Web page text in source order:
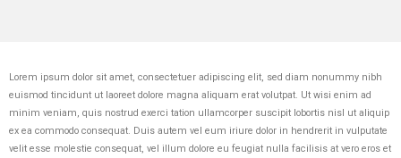
Lorem ipsum dolor sit amet, consectetuer adipiscing elit, sed diam nonummy nibh
euismod tincidunt ut laoreet dolore magna aliquam erat volutpat. Ut wisi enim ad
minim veniam, quis nostrud exerci tation ullamcorper suscipit lobortis nisl ut aliquip
ex ea commodo consequat. Duis autem vel eum iriure dolor in hendrerit in vulputate
velit esse molestie consequat, vel illum dolore eu feugiat nulla facilisis at vero eros et